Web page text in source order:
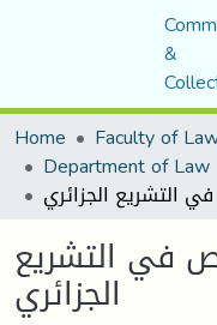
&
Home
Department of Law
في التشريع
الجزائري